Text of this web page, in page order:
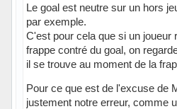
Le goal est neutre sur un hors
par exemple.
C'est pour cela que si un joueur
frappe contré du goal, on
il se trouve au moment de la
Pour ce que est de l'excuse de
justement notre erreur, comme